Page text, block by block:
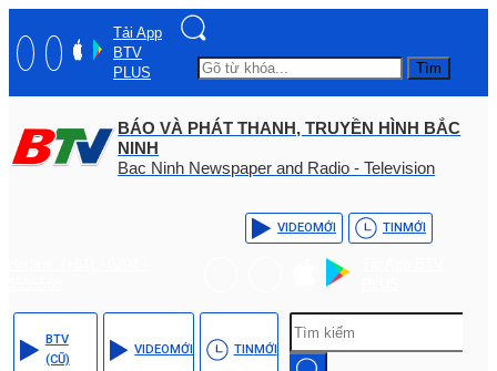
Tải App
BTV
PLUS
Tìm
BÁO VÀ PHÁT THANH, TRUYỀN HÌNH BẮC
NINH
Bac Ninh Newspaper and Radio - Television
VIDEOMỚI TINMỚI
BTV
(CŨ)
VIDEOMỚI TINMỚI